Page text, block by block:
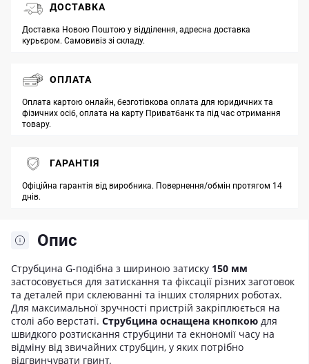
Опис
Струбцина G-подібна з шириною затиску 150 мм
застосовується для затискання та фіксації різних заготовок
та деталей при склеюванні та інших столярних роботах.
Для максимальної зручності пристрій закріплюється на
столі або верстаті. Струбцина оснащена кнопкою для
швидкого розтискання струбцини та екнономії часу на
відміну від звичайних струбцин, у яких потрібно
відгвинчувати гвинт.
ДОСТАВКА
Доставка Новою Поштою у відділення, адресна доставка
курьєром. Самовивіз зі складу.
ОПЛАТА
Оплата картою онлайн, безготівкова оплата для юридичних та
фізичних осіб, оплата на карту Приватбанк та під час отримання
товару.
ГАРАНТІЯ
Офіційна гарантія від виробника. Повернення/обмін протягом 14
днів.